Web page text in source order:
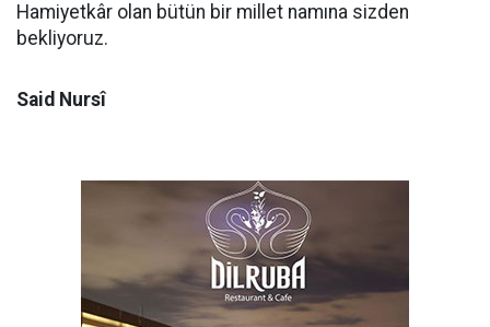
Hamiyetkâr olan bütün bir millet namına sizden
bekliyoruz.
Said Nursî